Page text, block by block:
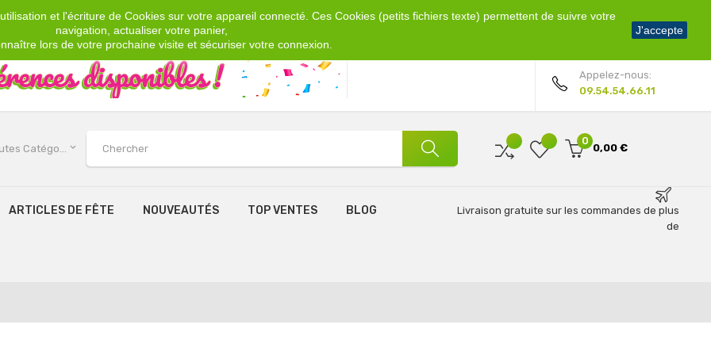
et l'écriture de Cookies sur votre appareil connecté. Ces Cookies (petits fichiers texte) permettent de suivre votre
navigation, actualiser votre panier,
lors de votre prochaine visite et sécuriser votre connexion.
J'accepte
Bienvenue !
Mon compte
Appelez-nous:
09.54.54.66.11
Toutes Catégories keyboard_arrow_down
0
0,00 €
ARTICLES DE FÊTE NOUVEAUTÉS TOP VENTES BLOG
Livraison gratuite sur les commandes de plus
de